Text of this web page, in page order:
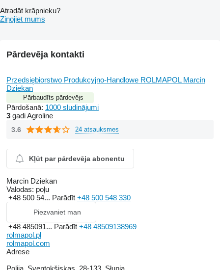
Atradāt krāpnieku?
Ziņojiet mums
Pārdevēja kontakti
Przedsiębiorstwo Produkcyjno-Handlowe ROLMAPOL Marcin
Dziekan
Pārbaudīts pārdevējs
Pārdošanā: 1000 sludinājumi
3 gadi Agroline
3.6 24 atsauksmes
Kļūt par pārdevēja abonentu
Marcin Dziekan
Valodas: poļu
+48 500 54... Parādīt +48 500 548 330
Piezvaniet man
+48 485091... Parādīt +48 48509138969
rolmapol.pl
rolmapol.com
Adrese